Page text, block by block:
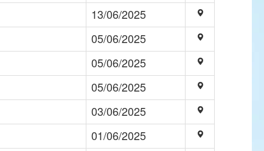
13/06/2025
05/06/2025
05/06/2025
05/06/2025
03/06/2025
01/06/2025